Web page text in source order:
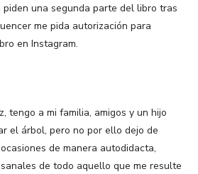
una segunda parte del libro tras
me pida autorización para
en Instagram.
tengo a mi familia, amigos y un hijo
el árbol, pero no por ello dejo de
de manera autodidacta,
de todo aquello que me resulte